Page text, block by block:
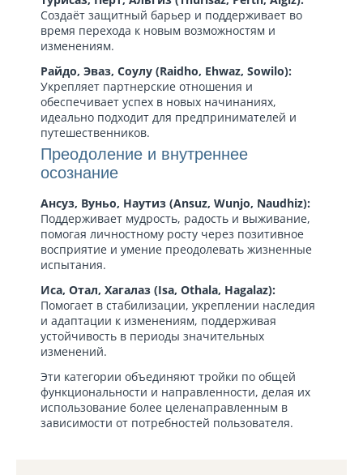
Создаёт защитный барьер и поддерживает во
время перехода к новым возможностям и
изменениям.
Райдо, Эваз, Соулу (Raidho, Ehwaz, Sowilo):
Укрепляет партнерские отношения и
обеспечивает успех в новых начинаниях,
идеально подходит для предпринимателей и
путешественников.
Преодоление и внутреннее
осознание
Ансуз, Вуньо, Наутиз (Ansuz, Wunjo, Naudhiz):
Поддерживает мудрость, радость и выживание,
помогая личностному росту через позитивное
восприятие и умение преодолевать жизненные
испытания.
Иса, Отал, Хагалаз (Isa, Othala, Hagalaz):
Помогает в стабилизации, укреплении наследия
и адаптации к изменениям, поддерживая
устойчивость в периоды значительных
изменений.
Эти категории объединяют тройки по общей
функциональности и направленности, делая их
использование более целенаправленным в
зависимости от потребностей пользователя.